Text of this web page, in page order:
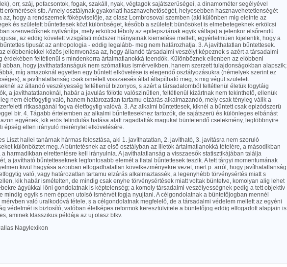
orr, száj, pofacsontok, fogak, szakáll, nyak, végtagok sajátszerüségei, a dinamométer segélyével
erőmérések stb. Amely osztálynak gyakorlati hasznavehetőségét, helyesebben hasznavehetetlenségét
az, hogy a rendszernek főképviselője, az olasz Lombrosoval szemben (aki különben mig eleinte az
és született bűntettesek közt különbséget, később a született bünösöket is elmebetegeknek erkölcsi
szenvedőknek nyilvánítja, mely erkölcsi téboly az epilepsziának egyik válfaja) a jelenkor elsőrendü
az eddig követett vizsgálati módszer hiányainak kiemelése mellett, egyértelmüen kijelentik, hogy a
tipusát az antropologia - eddig legalább- meg nem határozhatja. 3. A javíthatatlan bűntettesek.
előbbeniekkel közös jellemvonása az, hogy állandó társadalmi veszélyt képeznek s azért a társadalmi
érdekében feltétlenül s mindenkorra ártalmatlanokká teendők. Különböznek ellenben az előbbeni
abban, hogy javíthatatlanságuk nem szómatikus ismérveikben, hanem szerzett tulajdonságokban alapszik;
míg amazoknál egyetlen egy bűntett elkövetése is elegendő osztályozásukra (némelyek szerint ez
a javíthatatlanság csak ismételt visszaesés által állapítható meg, s mig végül született
az állandó veszélyesség feltétlenül bizonyos, s azért a társadalomból feltétlenül életük fogytáig
a javíthatatlanoknál, habár a javulás fölötte valószinütlen, feltétlenül kizártnak nem tekinthető, ellenük
nem életfogytig való, hanem határozatlan tartamu elzárás alkalmazandó, mely csak tényleg válik a
ritkaságánál fogva életfogytig valóvá. 3. Az alkalmi bűntettesek, kiknél a bűntett csak epizódszerü
bir. 4. Tágabb értelemben az alkalmi bűntettesekhez tartozók, de sajátszerü és különleges elbánást
egyének, kik erös felindulás hatása alatt ragadtatták magukat büntetendő cselekmény, legtöbbnyire
épség ellen irányuló merénylet elkövetésére.
Liszt hallei tanárnak hármas felosztása, aki 1. javíthatatlan, 2. javítható, 3. javításra nem szoruló
különböztet meg. A büntetésnek az elsö osztályban az illetők ártalmatlanokká tételére, a másodikban
a harmadikban elrettentésre kell irányulnia. A javíthatatlanság a visszaesők statisztikájában találja
a javítható bűntetteseknek legfontosabb elemét a fiatal bűntettesek teszik. A tett tárgyi momentumának
kivül hagyása azonban elfogadhatatlan következményekre vezet, mert p. arról, hogy javíthatatlanság
való, vagy határozatlan tartamu elzárás alkalmaztassék, a legenyhébb törvénysértés miatt s
kik habár ismételten, de mindig csak enyhe törvénysértések miatt voltak büntetve, komolyan alig lehet
ágyúkkal lőni gondolatnak is képtelenség; a komoly társadalmi veszélyességnek pedig a tett objektiv
mindig egyik s nem éppen utolsó ismérvét fogja nyujtani. A célgondolatnak a büntetőjogban mennél
való uralkodóvá tétele, s a célgondolatnak megfelelő, de a társadalmi védelem mellett az egyéni
védelmét is biztosító, valóban életképes reformok keresztülvitele a büntetőjog eddig elfogadott alapjain is
aminek klasszikus példája az uj olasz btkv.
Nagylexikon